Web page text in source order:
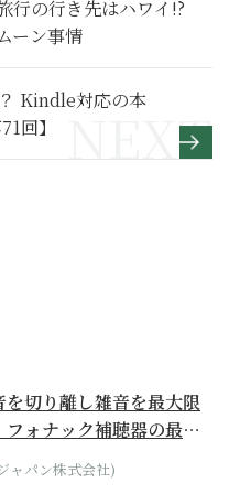
行の行き先はハワイ!?
ーン事情
Kindle対応の本
回】
を切り離し雑音を最大限
フォナック補聴器の最上
ャパン株式会社)